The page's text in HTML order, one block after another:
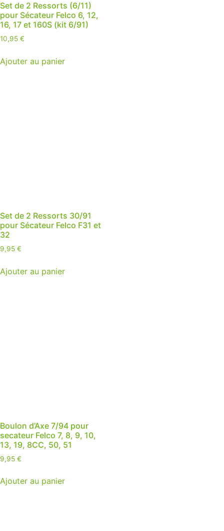
Set de 2 Ressorts (6/11)
pour Sécateur Felco 6, 12,
16, 17 et 160S (kit 6/91)
10,95 €
Ajouter au panier
Set de 2 Ressorts 30/91
pour Sécateur Felco F31 et
32
9,95 €
Ajouter au panier
Boulon d’Axe 7/94 pour
secateur Felco 7, 8, 9, 10,
13, 19, 8CC, 50, 51
9,95 €
Ajouter au panier